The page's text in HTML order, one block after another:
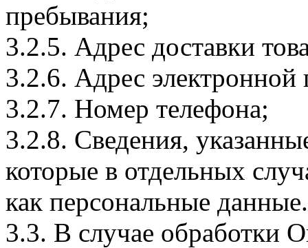
пребывания;
3.2.5. Адрес доставки
3.2.6. Адрес электронной
3.2.7. Номер телефона;
3.2.8. Сведения,
которые в отдельных
как персональные данные.
3.3. В случае обработки